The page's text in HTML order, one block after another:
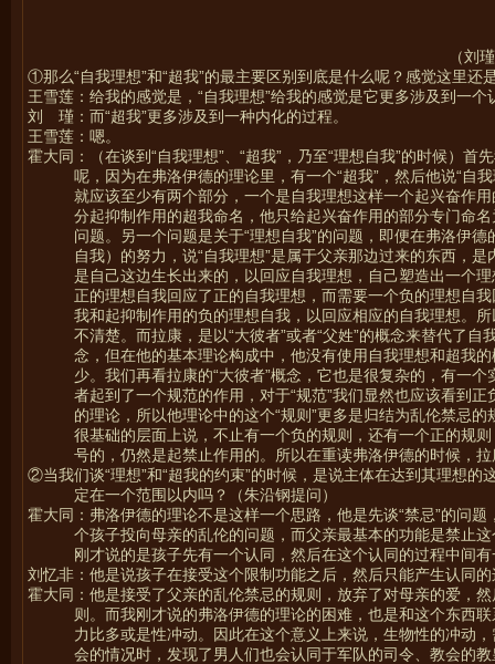
（刘
①那么“自我理想”和“超我”的最主要区别到底是什么呢？感觉这里还
王雪莲：给我的感觉是，“自我理想”给我的感觉是它更多涉及到一个
刘 瑾：而“超我”更多涉及到一种内化的过程。
王雪莲：嗯。
霍大同：（在谈到“自我理想”、“超我”，乃至“理想自我”的时候）
呢，因为在弗洛伊德的理论里，有一个“超我”，然后他说“自
就应该至少有两个部分，一个是自我理想这样一个起兴奋作
分起抑制作用的超我命名，他只给起兴奋作用的部分专门命
问题。另一个问题是关于“理想自我”的问题，即便在弗洛伊
自我）的努力，说“自我理想”是属于父亲那边过来的东西，
是自己这边生长出来的，以回应自我理想，自己塑造出一个
正的理想自我回应了正的自我理想，而需要一个负的理想自
我和起抑制作用的负的理想自我，以回应相应的自我理想。
不清楚。而拉康，是以“大彼者”或者“父姓”的概念来替代了
念，但在他的基本理论构成中，他没有使用自我理想和超我
少。我们再看拉康的“大彼者”概念，它也是很复杂的，有一
者起到了一个规范的作用，对于“规范”我们显然也应该看到
的理论，所以他理论中的这个“规则”更多是归结为乱伦禁忌
很基础的层面上说，不止有一个负的规则，还有一个正的规
号的，仍然是起禁止作用的。所以在重读弗洛伊德的时候，
②当我们谈“理想”和“超我的约束”的时候，是说主体在达到其理想
定在一个范围以内吗？（朱沿钢提问）
霍大同：弗洛伊德的理论不是这样一个思路，他是先谈“禁忌”的问
个孩子投向母亲的乱伦的问题，而父亲最基本的功能是禁止
刚才说的是孩子先有一个认同，然后在这个认同的过程中间
刘忆非：他是说孩子在接受这个限制功能之后，然后只能产生认同
霍大同：他是接受了父亲的乱伦禁忌的规则，放弃了对母亲的爱，
则。而我刚才说的弗洛伊德的理论的困难，也是和这个东西
力比多或是性冲动。因此在这个意义上来说，生物性的冲动
会的情况时，发现了男人们也会认同于军队的司令、教会的